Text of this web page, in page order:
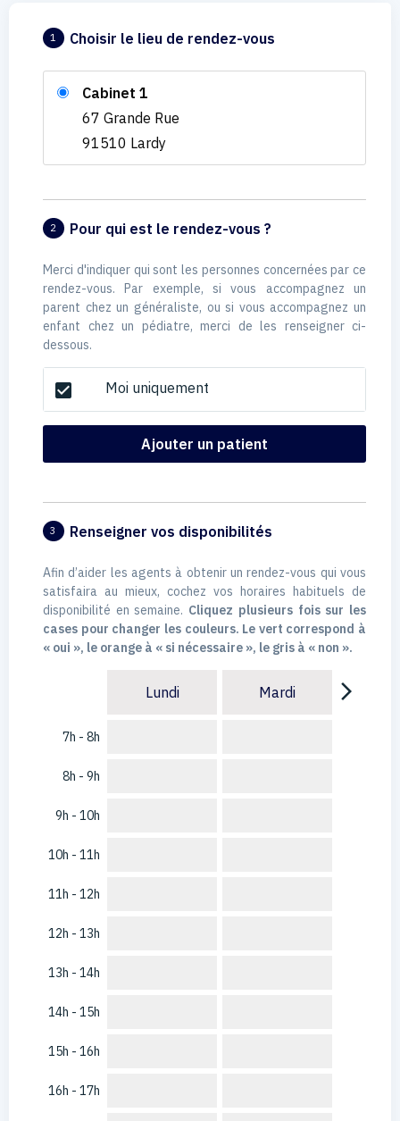
1 Choisir le lieu de rendez-vous
Cabinet 1
67 Grande Rue
91510 Lardy
2 Pour qui est le rendez-vous ?
Merci d'indiquer qui sont les personnes concernées par ce
rendez-vous. Par exemple, si vous accompagnez un
parent chez un généraliste, ou si vous accompagnez un
enfant chez un pédiatre, merci de les renseigner ci-
dessous.
check_box Moi uniquement
Ajouter un patient
3 Renseigner vos disponibilités
Afin d’aider les agents à obtenir un rendez-vous qui vous
satisfaira au mieux, cochez vos horaires habituels de
disponibilité en semaine. Cliquez plusieurs fois sur les
cases pour changer les couleurs. Le vert correspond à
« oui », le orange à « si nécessaire », le gris à « non ».
7h - 8h
8h - 9h
9h - 10h
10h - 11h
11h - 12h
12h - 13h
13h - 14h
14h - 15h
15h - 16h
16h - 17h
Lundi Mardi arrow_forward_ios